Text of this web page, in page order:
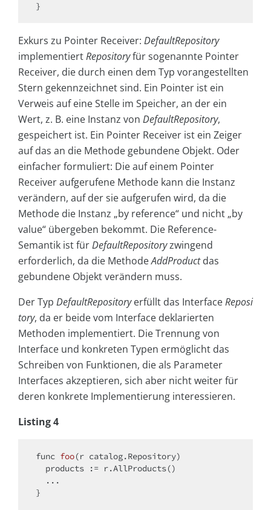
Exkurs zu Pointer Receiver: DefaultRepository
implementiertRepositoryfür sogenannte Pointer
Receiver, die durch einen dem Typ vorangestellten
Stern gekennzeichnet sind. Ein Pointer ist ein
Verweis auf eine Stelle im Speicher, an der ein
Wert, z. B. eine Instanz von DefaultRepository,
gespeichert ist. Ein Pointer Receiver ist ein Zeiger
auf das an die Methode gebundene Objekt. Oder
einfacher formuliert: Die auf einem Pointer
Receiver aufgerufene Methode kann die Instanz
verändern, auf der sie aufgerufen wird, da die
Methode die Instanz „by reference“ und nicht „by
value“ übergeben bekommt. Die Reference-
Semantik ist fürDefaultRepositoryzwingend
erforderlich, da die MethodeAddProductdas
gebundene Objekt verändern muss.
Der Typ DefaultRepositoryerfüllt das InterfaceReposi
tory, da er beide vom Interface deklarierten
Methoden implementiert. Die Trennung von
Interface und konkreten Typen ermöglicht das
Schreiben von Funktionen, die als Parameter
Interfaces akzeptieren, sich aber nicht weiter für
deren konkrete Implementierung interessieren.
Listing 4
func foo(r catalog.Repository)
  products :
= r.AllProducts()
}